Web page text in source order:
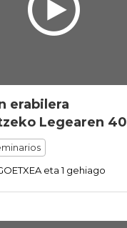
erabilera
Legearen
eta 1 gehiago